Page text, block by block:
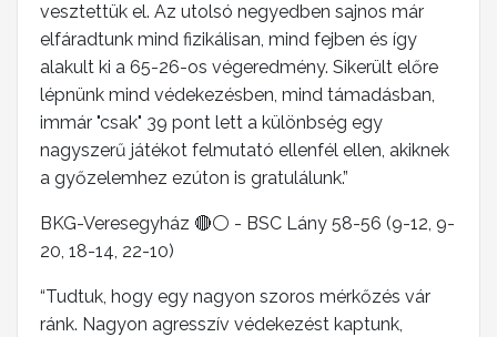
vesztettük el. Az utolsó negyedben sajnos már
elfáradtunk mind fizikálisan, mind fejben és így
alakult ki a 65-26-os végeredmény. Sikerült előre
lépnünk mind védekezésben, mind támadásban,
immár "csak" 39 pont lett a különbség egy
nagyszerű játékot felmutató ellenfél ellen, akiknek
a győzelemhez ezúton is gratulálunk.”
BKG-Veresegyház 🔴⚪️ - BSC Lány 58-56 (9-12, 9-
20, 18-14, 22-10)
“Tudtuk, hogy egy nagyon szoros mérkőzés vár
ránk. Nagyon agresszív védekezést kaptunk,